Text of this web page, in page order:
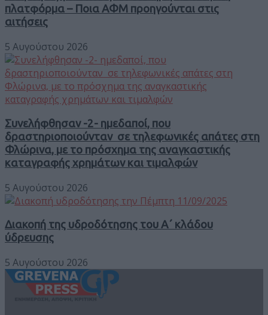
πλατφόρμα – Ποια ΑΦΜ προηγούνται στις
αιτήσεις
5 Αυγούστου 2026
Συνελήφθησαν -2- ημεδαποί, που
δραστηριοποιούνταν σε τηλεφωνικές απάτες στη
Φλώρινα, με το πρόσχημα της αναγκαστικής
καταγραφής χρημάτων και τιμαλφών
5 Αυγούστου 2026
Διακοπή της υδροδότησης του Α΄ κλάδου
ύδρευσης
5 Αυγούστου 2026